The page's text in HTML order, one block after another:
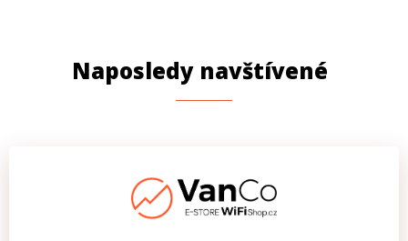
Naposledy navštívené